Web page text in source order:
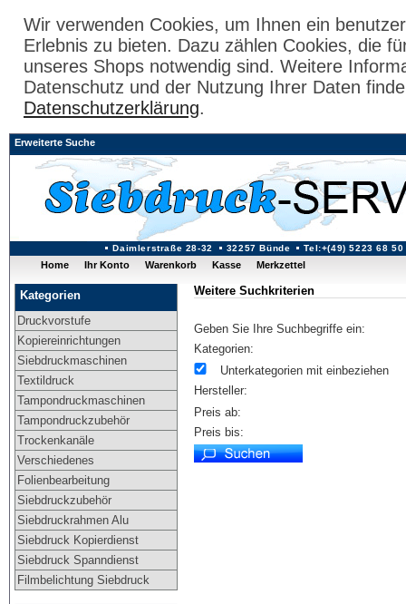
Wir verwenden Cookies, um Ihnen ein
Erlebnis zu bieten. Dazu zählen Cookies, die
unseres Shops notwendig sind. Weitere
Datenschutz und der Nutzung Ihrer Daten
Datenschutzerklärung.
Daimlerstraße 28-32 32257 Bünde Tel:+(49) 5223 68 50
Erweiterte Suche
Home Ihr Konto Warenkorb Kasse Merkzettel
Kategorien
Druckvorstufe
Kopiereinrichtungen
Siebdruckmaschinen
Textildruck
Tampondruckmaschinen
Tampondruckzubehör
Trockenkanäle
Verschiedenes
Folienbearbeitung
Siebdruckzubehör
Siebdruckrahmen Alu
Siebdruck Kopierdienst
Siebdruck Spanndienst
Filmbelichtung Siebdruck
Weitere Suchkriterien
Geben Sie Ihre Suchbegriffe ein:
Kategorien:
Unterkategorien mit einbeziehen
Hersteller:
Preis ab:
Preis bis: